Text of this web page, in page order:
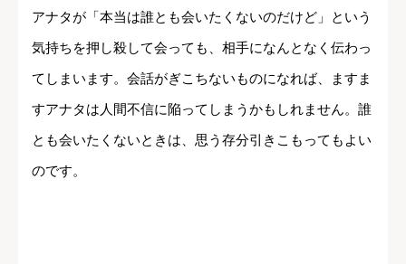
アナタが「本当は誰とも会いたくないのだけど」という
気持ちを押し殺して会っても、相手になんとなく伝わっ
てしまいます。会話がぎこちないものになれば、ますま
すアナタは人間不信に陥ってしまうかもしれません。誰
とも会いたくないときは、思う存分引きこもってもよい
のです。